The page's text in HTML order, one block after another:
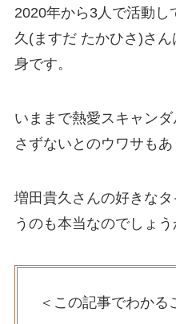
2020年から3人で活動
久(ますだ たかひさ)さ
身です。
いままで熱愛スキャン
さずないとのウワサもあ
増田貴久さんの好きな
うのも本当なのでしょう
＜この記事でわかる